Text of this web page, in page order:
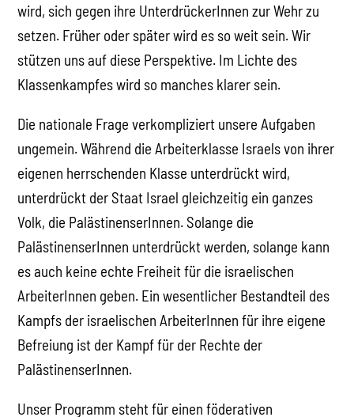
wird, sich gegen ihre UnterdrückerInnen zur Wehr zu
setzen. Früher oder später wird es so weit sein. Wir
stützen uns auf diese Perspektive. Im Lichte des
Klassenkampfes wird so manches klarer sein.
Die nationale Frage verkompliziert unsere Aufgaben
ungemein. Während die Arbeiterklasse Israels von ihrer
eigenen herrschenden Klasse unterdrückt wird,
unterdrückt der Staat Israel gleichzeitig ein ganzes
Volk, die PalästinenserInnen. Solange die
PalästinenserInnen unterdrückt werden, solange kann
es auch keine echte Freiheit für die israelischen
ArbeiterInnen geben. Ein wesentlicher Bestandteil des
Kampfs der israelischen ArbeiterInnen für ihre eigene
Befreiung ist der Kampf für der Rechte der
PalästinenserInnen.
Unser Programm steht für einen föderativen